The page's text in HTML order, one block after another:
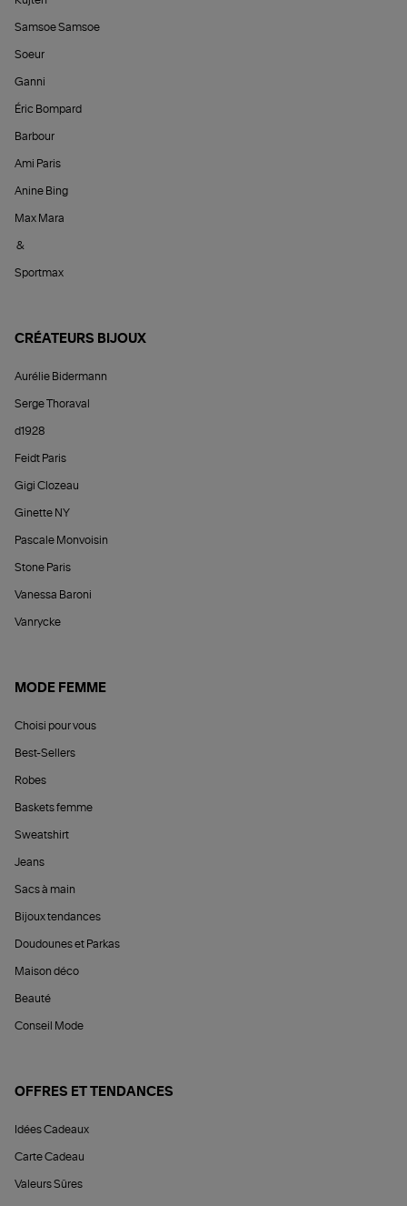
Samsoe Samsoe
Soeur
Ganni
Éric Bompard
Barbour
Ami Paris
Anine Bing
Max Mara
&
Sportmax
CRÉATEURS BIJOUX
Aurélie Bidermann
Serge Thoraval
d1928
Feidt Paris
Gigi Clozeau
Ginette NY
Pascale Monvoisin
Stone Paris
Vanessa Baroni
Vanrycke
MODE FEMME
Choisi pour vous
Best-Sellers
Robes
Baskets femme
Sweatshirt
Jeans
Sacs à main
Bijoux tendances
Doudounes et Parkas
Maison déco
Beauté
Conseil Mode
OFFRES ET TENDANCES
Idées Cadeaux
Carte Cadeau
Valeurs Sûres